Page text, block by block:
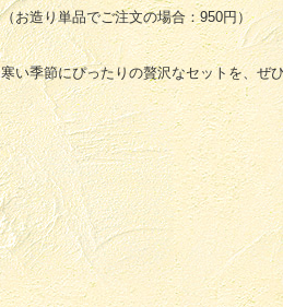
（お造り単品でご注文の場合：950円）
寒い季節にぴったりの贅沢なセットを、ぜ